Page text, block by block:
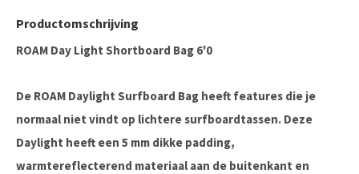
Productomschrijving
ROAM Day Light Shortboard Bag 6'0
De ROAM Daylight Surfboard Bag heeft features die je
normaal niet vindt op lichtere surfboardtassen. Deze
Daylight heeft een 5 mm dikke padding,
warmtereflecterend materiaal aan de buitenkant en